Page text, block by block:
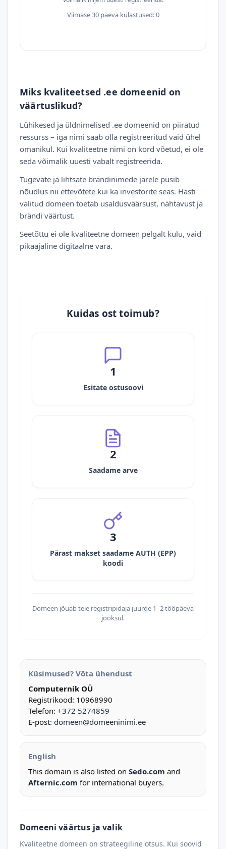
Viimase 30 päeva külastused: 0
Miks kvaliteetsed .ee domeenid on
väärtuslikud?
Lühikesed ja üldnimelised .ee domeenid on piiratud
ressurss – iga nimi saab olla registreeritud vaid ühel
omanikul. Kui kvaliteetne nimi on kord võetud, ei ole
seda võimalik uuesti vabalt registreerida.
Tugevate ja lihtsate brändinimede järele püsib
nõudlus nii ettevõtete kui ka investorite seas. Hästi
valitud domeen toetab usaldusväärsust, nähtavust ja
brändi väärtust.
Seetõttu ei ole kvaliteetne domeen pelgalt kulu, vaid
pikaajaline digitaalne vara.
Kuidas ost toimub?
1
Esitate ostusoovi
2
Saadame arve
3
Pärast makset saadame AUTH (EPP)
koodi
Domeen jõuab teie registripidaja juurde 1–2 tööpäeva
jooksul.
Küsimused? Võta ühendust
Computernik OÜ
Registrikood: 10968990
Telefon: +372 5274859
E-post: domeen@domeeninimi.ee
English
This domain is also listed on Sedo.com and
Afternic.com for international buyers.
Domeeni väärtus ja valik
Kvaliteetne domeen on strateegiline otsus. Kui soovid